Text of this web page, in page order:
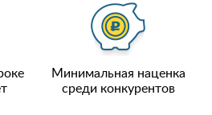
Минимальная наценка
среди конкурентов